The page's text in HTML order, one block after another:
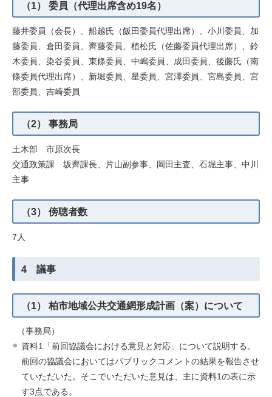
（1） 委員（代理出席含め19名）
藤井委員（会長）、船越氏（飯田委員代理出席）、小川委員、加
藤委員、倉田委員、齊藤委員、植松氏（佐藤委員代理出席）、鈴
木委員、染谷委員、東條委員、中嶋委員、成田委員、後藤氏（南
條委員代理出席）、新堀委員、星委員、宮澤委員、宮島委員、宮
部委員、吉崎委員
（2） 事務局
土木部 市原次長
交通政策課 坂齊課長、片山副参事、岡田主査、石堀主事、中川
主事
（3） 傍聴者数
7人
4 議事
（1） 柏市地域公共交通網形成計画（案）について
（事務局）
資料1「前回協議会における意見と対応」について説明する。
前回の協議会においてはパブリックコメントの結果を報告させ
ていただいた。そこでいただいた意見は、主に資料1の表に示
す3点である。